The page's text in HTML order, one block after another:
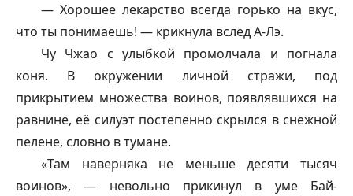
— Хорошее лекарство всегда горько на вкус,
что ты понимаешь! — крикнула вслед А-Лэ.
Чу Чжао с улыбкой промолчала и погнала
коня. В окружении личной стражи, под
прикрытием множества воинов, появлявшихся на
равнине, её силуэт постепенно скрылся в снежной
пелене, словно в тумане.
«Там наверняка не меньше десяти тысяч
воинов», — невольно прикинул в уме Бай-